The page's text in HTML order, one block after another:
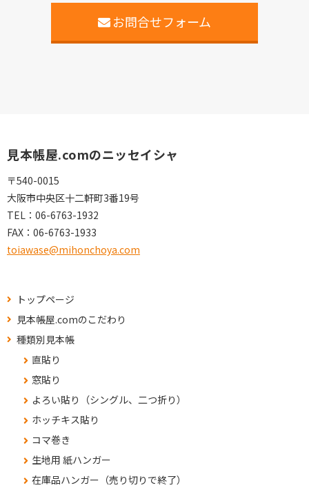
お問合せフォーム
見本帳屋.comのニッセイシャ
〒540-0015
大阪市中央区十二軒町3番19号
TEL： 06-6763-1932
FAX： 06-6763-1933
toiawase@mihonchoya.com
トップページ
見本帳屋.comのこだわり
種類別見本帳
直貼り
窓貼り
よろい貼り（シングル、二つ折り）
ホッチキス貼り
コマ巻き
生地用 紙ハンガー
在庫品ハンガー（売り切りで終了）